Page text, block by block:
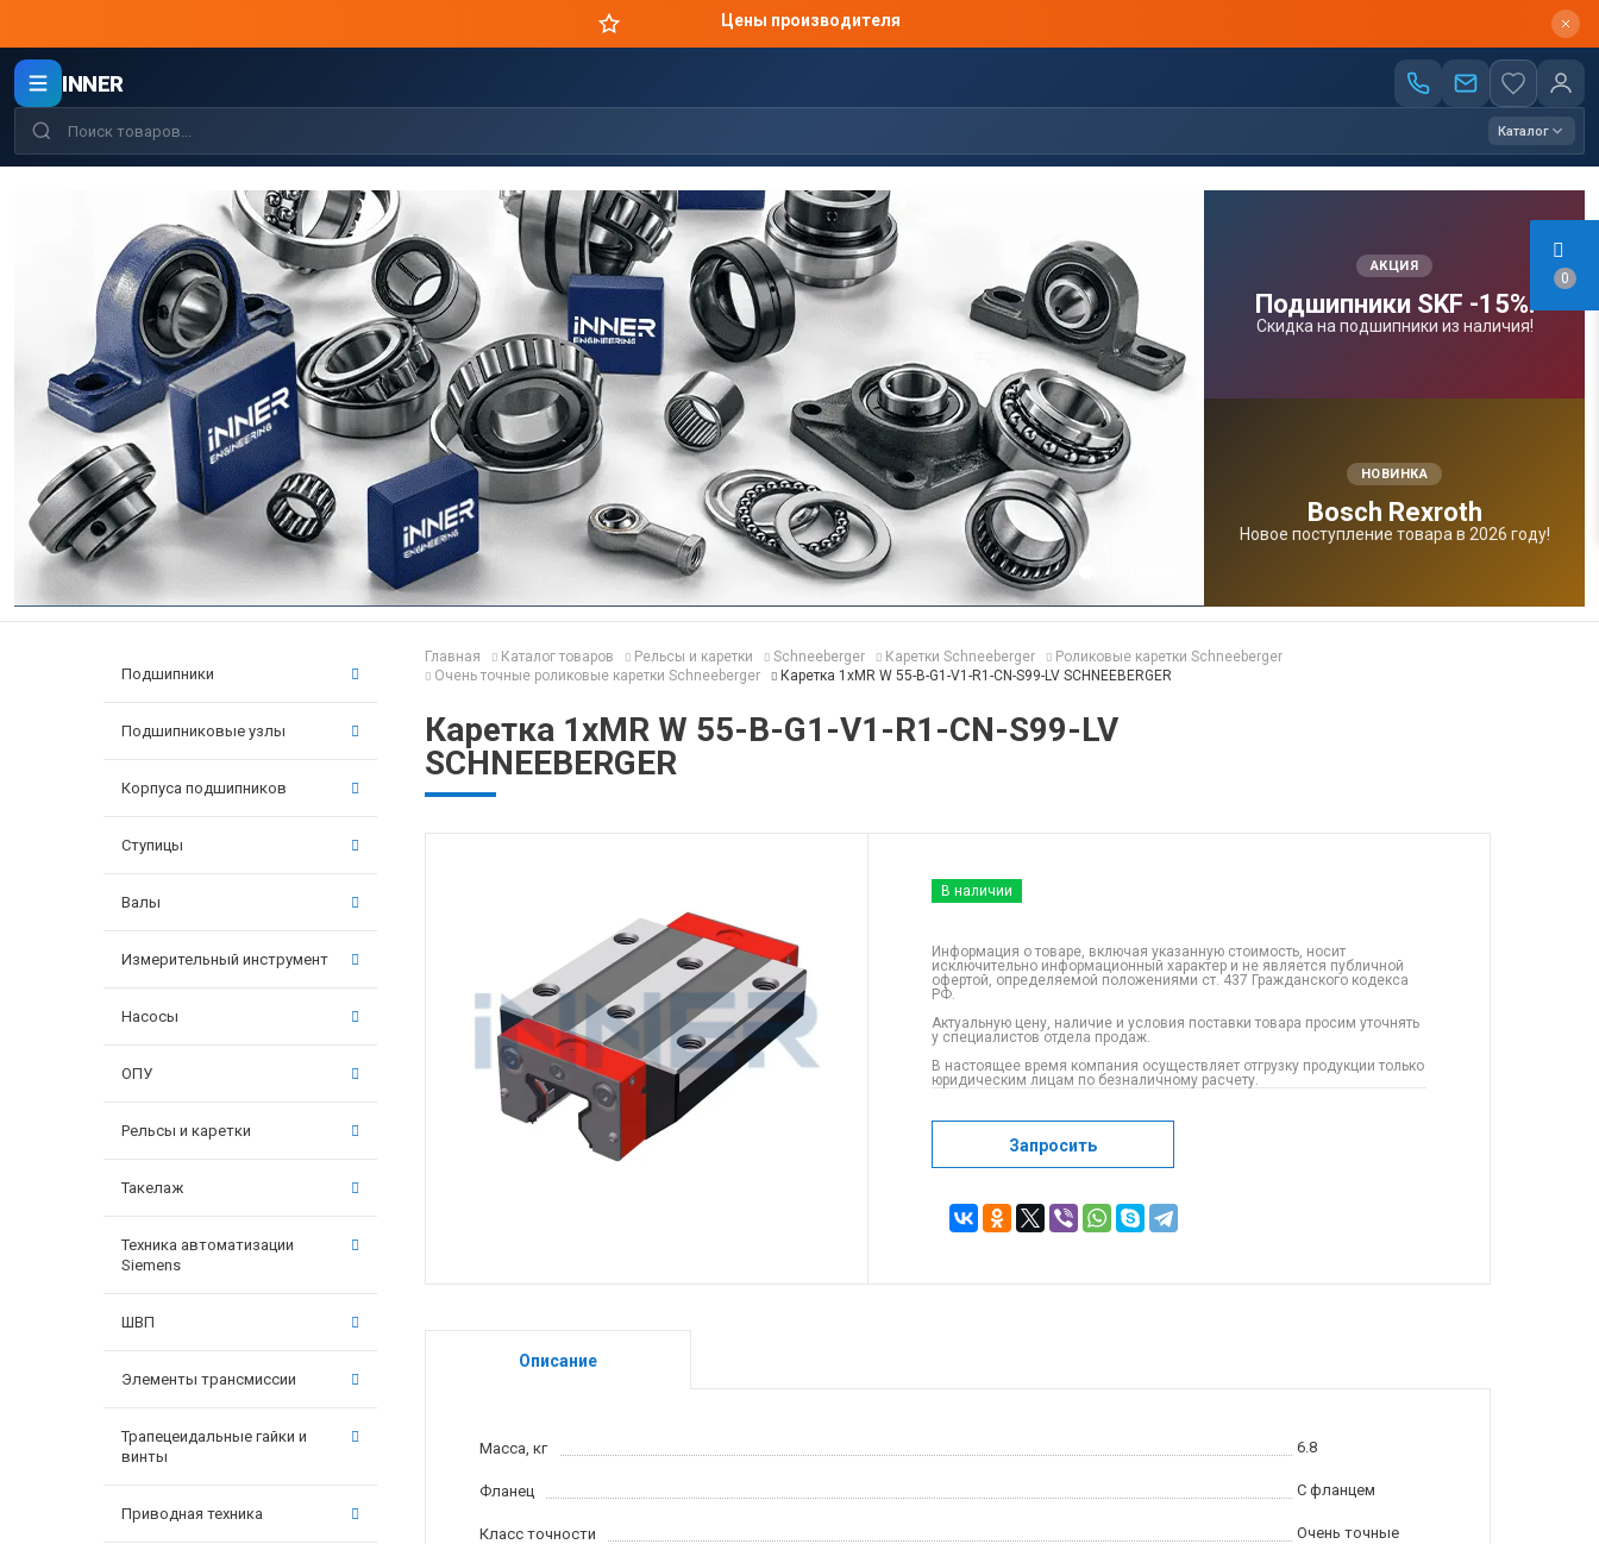
0
Цены производителя
INNER
Каталог
АКЦИЯ
Подшипники SKF -15%!
Скидка на подшипники из наличия!
НОВИНКА
Bosсh Rexroth
Новое поступление товара в 2026 году!
Подшипники
Подшипниковые узлы
Корпуса подшипников
Ступицы
Валы
Измерительный инструмент
Насосы
ОПУ
Рельсы и каретки
Такелаж
Техника автоматизации
Siemens
ШВП
Элементы трансмиссии
Трапецеидальные гайки и
винты
Приводная техника
Главная Каталог товаров Рельсы и каретки Schneeberger Каретки Schneeberger
Роликовые каретки Schneeberger
Очень точные роликовые каретки Schneeberger
Каретка 1хMR W 55-B-G1-V1-R1-CN-S99-LV SCHNEEBERGER
Каретка 1хMR W 55-B-G1-V1-R1-CN-S99-LV
SCHNEEBERGER
В наличии
Информация о товаре, включая указанную стоимость, носит
исключительно информационный характер и не является публичной
офертой, определяемой положениями ст. 437 Гражданского кодекса
РФ.
Актуальную цену, наличие и условия поставки товара просим уточнять
у специалистов отдела продаж.
В настоящее время компания осуществляет отгрузку продукции только
юридическим лицам по безналичному расчету.
Запросить
Описание
Масса, кг 6.8
Фланец С фланцем
Класс точности Очень точные